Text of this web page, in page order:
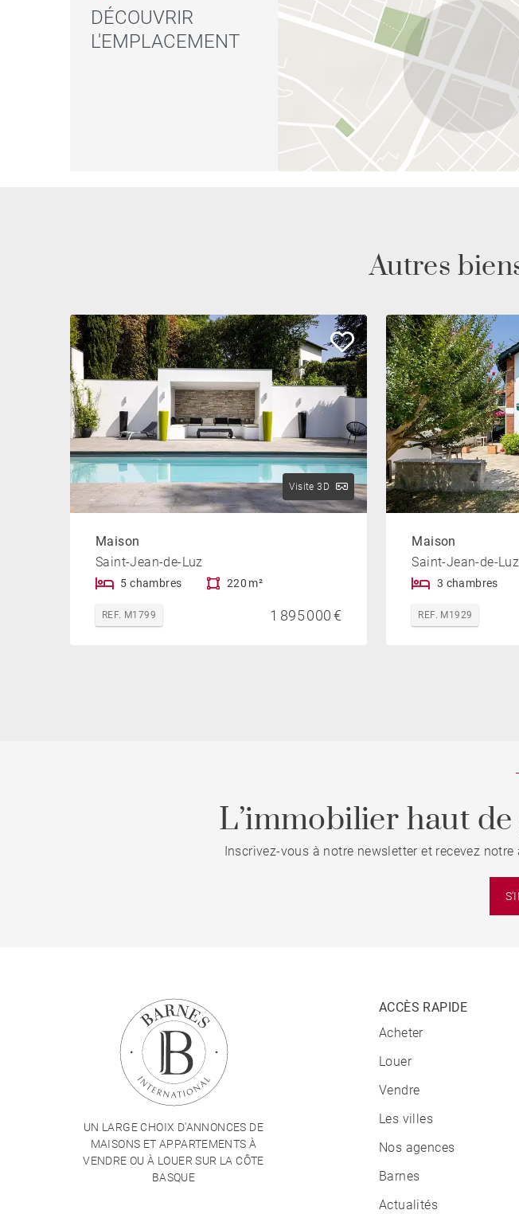
DÉCOUVRIR
L'EMPLACEMENT
Autres
Visite 3D
Maison
Saint-Jean-de-Luz
5 chambres 220 m²
REF. M1799 1 895 000 €
Maison
Saint-Jean-de-Luz
3 chambres
REF. M1929
L’immobilier haut
Inscrivez-vous à notre newsletter et recevez
UN LARGE CHOIX D'ANNONCES DE
MAISONS ET APPARTEMENTS À
VENDRE OU À LOUER SUR LA CÔTE
BASQUE
ACCÈS RAPIDE
Acheter
Louer
Vendre
Les villes
Nos agences
Barnes
Actualités